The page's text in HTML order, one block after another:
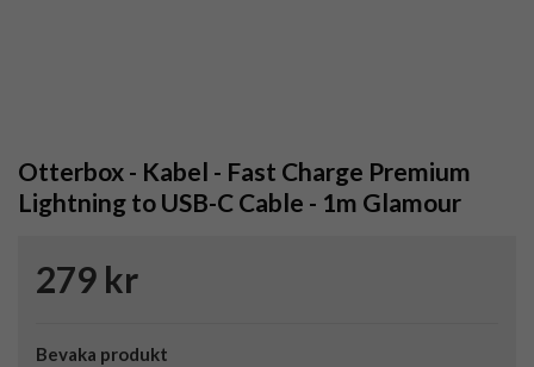
Otterbox - Kabel - Fast Charge Premium
Lightning to USB-C Cable - 1m Glamour
279 kr
Bevaka produkt